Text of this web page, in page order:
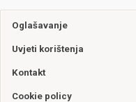
Oglašavanje
Uvjeti korištenja
Kontakt
Cookie policy